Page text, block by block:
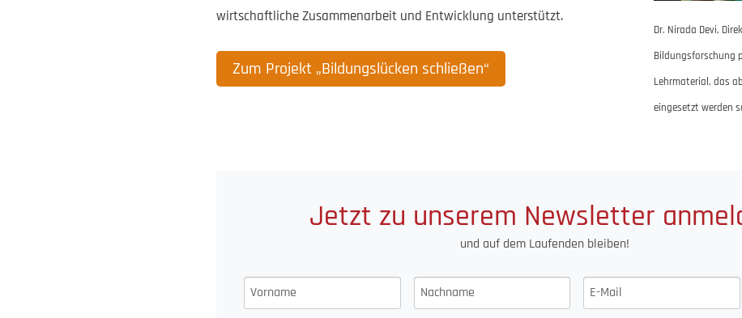
wirtschaftliche Zusammenarbeit und Entwicklung unterstützt.
Zum Projekt „Bildungslücken schließen“
Dr. Nirada Devi,
Bildungsforschung
Lehrmaterial, das
eingesetzt werden
Jetzt zu unserem Newsletter
und auf dem Laufenden bleiben!